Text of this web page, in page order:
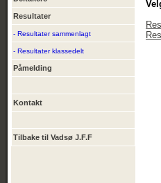
Resultater
- Resultater sammenlagt
- Resultater klassedelt
Påmelding
Kontakt
Tilbake til Vadsø J.F.F